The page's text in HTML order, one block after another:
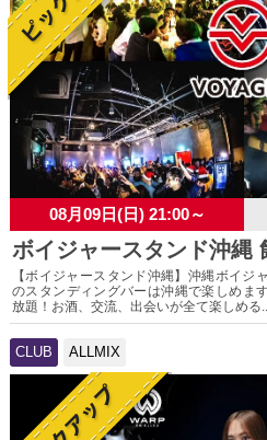
08月09日(日) 21:00～
ボイジャースタンド沖縄
【ボイジャースタンド沖縄】沖縄ボイジ
のスタンディングバーは沖縄で楽しめま
放題！お酒、交流、出会いが全て楽しめる
CLUB ALLMIX